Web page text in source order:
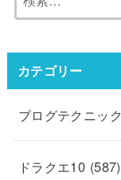
カテゴリー
ブログテクニック
ドラクエ10 (587)